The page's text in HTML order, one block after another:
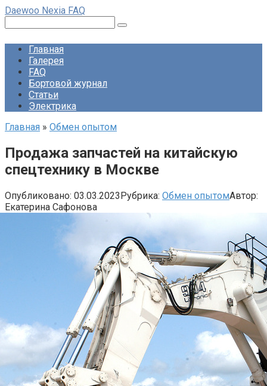
Перейти
контенту
Daewoo Nexia FAQ
Главная
Галерея
FAQ
Бортовой журнал
Статьи
Электрика
Главная » Обмен опытом
Продажа запчастей на китайскую
спецтехнику в Москве
Опубликовано: 03.03.2023Рубрика: Обмен опытомАвтор:
Екатерина Сафонова